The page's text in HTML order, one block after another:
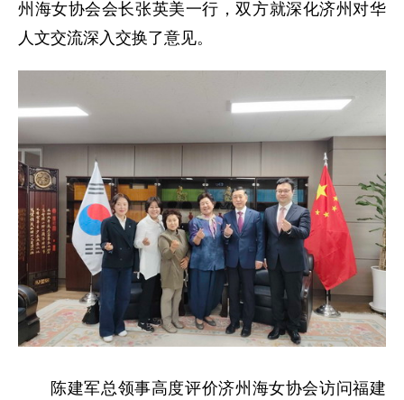
州海女协会会长张英美一行，双方就深化济州对华
人文交流深入交换了意见。
陈建军总领事高度评价济州海女协会访问福建